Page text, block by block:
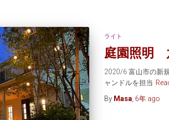
ライト
庭園照明
2020/6 富山市の新
ャンドルを担当
By Masa 6年ago